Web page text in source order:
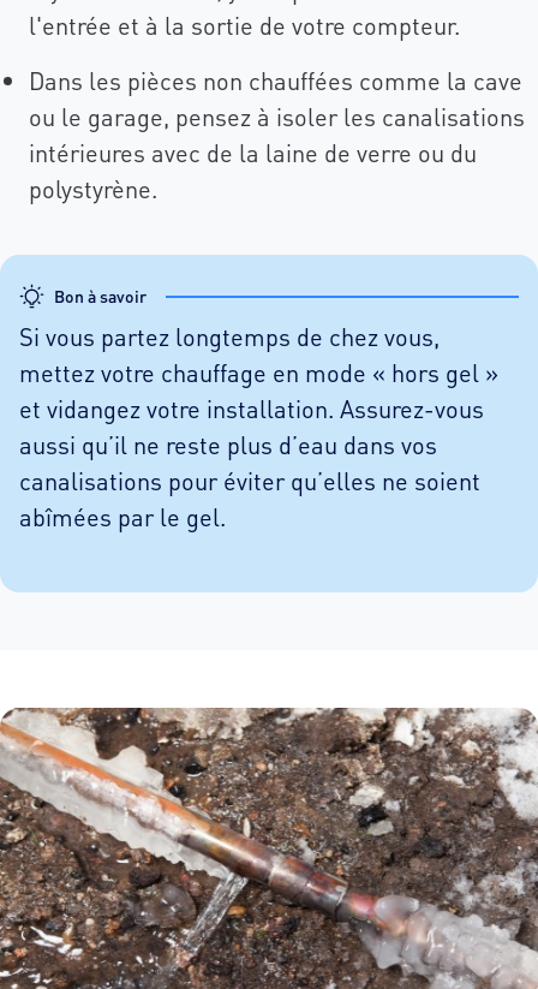
l'entrée et à la sortie de votre compteur.
Dans les pièces non chauffées comme la cave
ou le garage, pensez à isoler les canalisations
intérieures avec de la laine de verre ou du
polystyrène.
Bon à savoir
Si vous partez longtemps de chez vous,
mettez votre chauffage en mode « hors gel »
et vidangez votre installation. Assurez-vous
aussi qu’il ne reste plus d’eau dans vos
canalisations pour éviter qu’elles ne soient
abîmées par le gel.